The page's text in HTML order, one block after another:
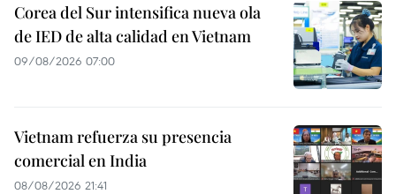
Corea del Sur intensifica nueva ola
de IED de alta calidad en Vietnam
09/08/2026 07:00
Vietnam refuerza su presencia
comercial en India
08/08/2026 21:41